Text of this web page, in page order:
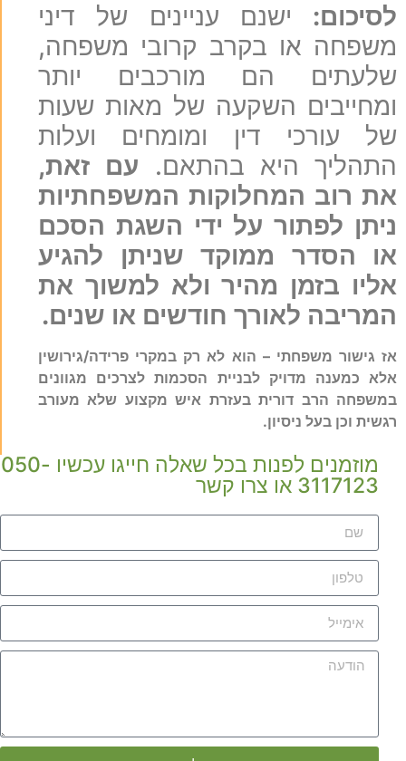
לסיכום:ישנם עניינים של דיני
משפחה או בקרב קרובי משפחה,
שלעתים הם מורכבים יותר
ומחייבים השקעה של מאות שעות
של עורכי דין ומומחים ועלות
התהליך היא בהתאם.
עם זאת,
את רוב המחלוקות המשפחתיות
ניתן לפתור על ידי השגת הסכם
או הסדר ממוקד שניתן להגיע
אליו בזמן מהיר ולא למשוך את
המריבה לאורך חודשים או שנים.
אז גישור משפחתי – הוא לא רק במקרי פרידה/גירושין
אלא כמענה מדויק לבניית הסכמות לצרכים מגוונים
במשפחה הרב דורית בעזרת איש מקצוע שלא מעורב
רגשית וכן בעל ניסיון.
מוזמנים לפנות בכל שאלה חייגו עכשיו 050-
3117123 או צרו קשר